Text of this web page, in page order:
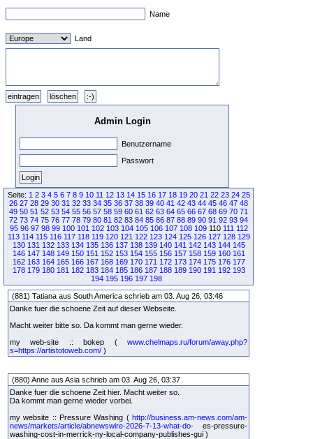
Name
Land
Admin Login
Benutzername
Passwort
Seite: 1 2 3 4 5 6 7 8 9 10 11 12 13 14 15 16 17 18 19 20 21 22 23 24 25
26 27 28 29 30 31 32 33 34 35 36 37 38 39 40 41 42 43 44 45 46 47 48
49 50 51 52 53 54 55 56 57 58 59 60 61 62 63 64 65 66 67 68 69 70 71
72 73 74 75 76 77 78 79 80 81 82 83 84 85 86 87 88 89 90 91 92 93 94
95 96 97 98 99 100 101 102 103 104 105 106 107 108 109110 111 112
113 114 115 116 117 118 119 120 121 122 123 124 125 126 127 128 129
130 131 132 133 134 135 136 137 138 139 140 141 142 143 144 145
146 147 148 149 150 151 152 153 154 155 156 157 158 159 160 161
162 163 164 165 166 167 168 169 170 171 172 173 174 175 176 177
178 179 180 181 182 183 184 185 186 187 188 189 190 191 192 193
194 195 196 197 198
(881) Tatiana aus South America schrieb am 03. Aug 26, 03:46
Danke fuer die schoene Zeit auf dieser Webseite.
Macht weiter bitte so. Da kommt man gerne wieder.
my web-site :: bokep ( www.chelmaps.ru/forum/away.php?
s=https://artistotoweb.com/ )
(880) Anne aus Asia schrieb am 03. Aug 26, 03:37
Danke fuer die schoene Zeit hier. Macht weiter so.
Da kommt man gerne wieder vorbei.
my website :: Pressure Washing ( http://business.am-news.com/am-
news/markets/article/abnewswire-2026-7-13-what-do- es-pressure-
washing-cost-in-merrick-ny-local-company-publishes-gui )